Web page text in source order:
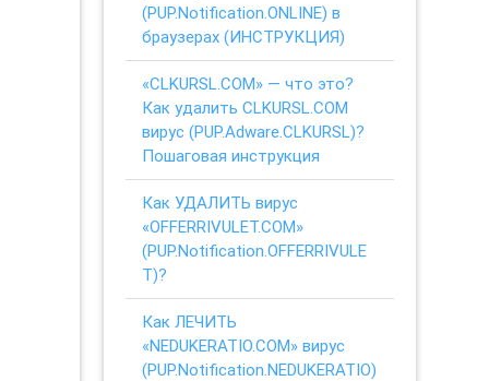
(PUP.Notification.ONLINE) в
браузерах (ИНСТРУКЦИЯ)
«CLKURSL.COM» — что это?
Как удалить CLKURSL.COM
вирус (PUP.Adware.CLKURSL)?
Пошаговая инструкция
Как УДАЛИТЬ вирус
«OFFERRIVULET.COM»
(PUP.Notification.OFFERRIVULE
T)?
Как ЛЕЧИТЬ
«NEDUKERATIO.COM» вирус
(PUP.Notification.NEDUKERATIO)